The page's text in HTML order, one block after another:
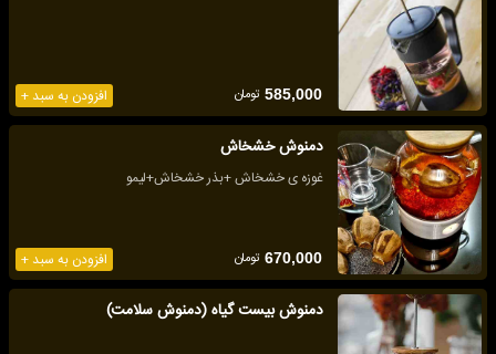
افزودن به سبد + 585,000 تومان
دمنوش خشخاش
غوزه ی خشخاش +بذر خشخاش+لیمو
افزودن به سبد + 670,000 تومان
دمنوش بیست گیاه (دمنوش سلامت)